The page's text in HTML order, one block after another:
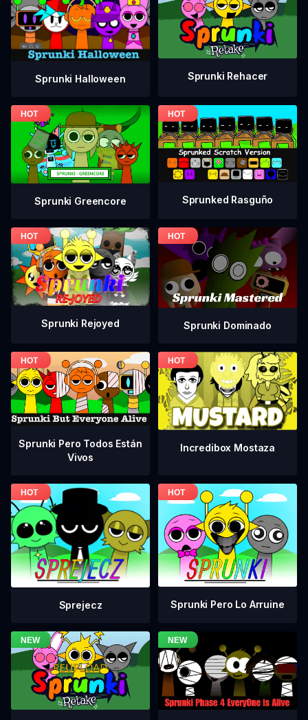
Sprunki Halloween Sprunki Rehacer
Sprunki Greencore Sprunked Rasguño
Sprunki Rejoyed Sprunki Dominado
Sprunki Pero Todos Están
Vivos
Incredibox Mostaza
Sprejecz Sprunki Pero Lo Arruine